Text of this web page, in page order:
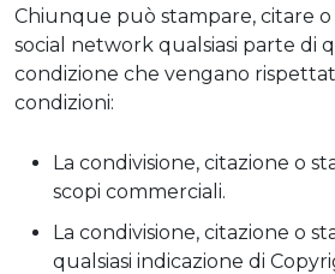
Chiunque può stampare, citare
social network qualsiasi parte di
condizione che vengano
condizioni:
La condivisione, citazione o
scopi commerciali.
La condivisione, citazione o
qualsiasi indicazione di